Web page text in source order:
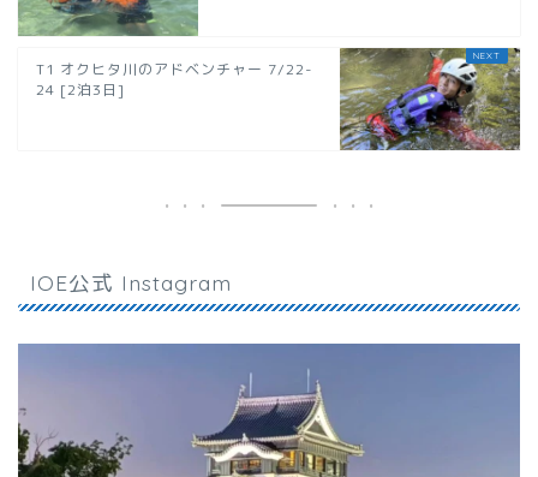
T1 オクヒタ川のアドベンチャー 7/22-
24 [2泊3日]
IOE公式 Instagram